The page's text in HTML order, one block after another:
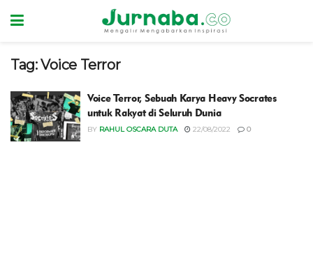
Tag:Voice Terror
Voice Terror, Sebuah Karya Heavy Socrates
untuk Rakyat di Seluruh Dunia
BY RAHUL OSCARA DUTA 22/08/2022 0